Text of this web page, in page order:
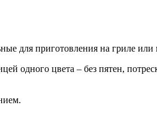
для приготовления на гриле или
одного цвета – без пятен,